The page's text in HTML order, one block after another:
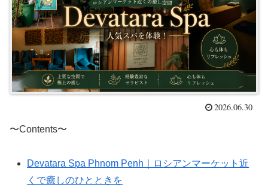
2026.06.30
〜Contents〜
Devatara Spa Phnom Penh｜ロシアンマーケット近
くで癒しのひとときを